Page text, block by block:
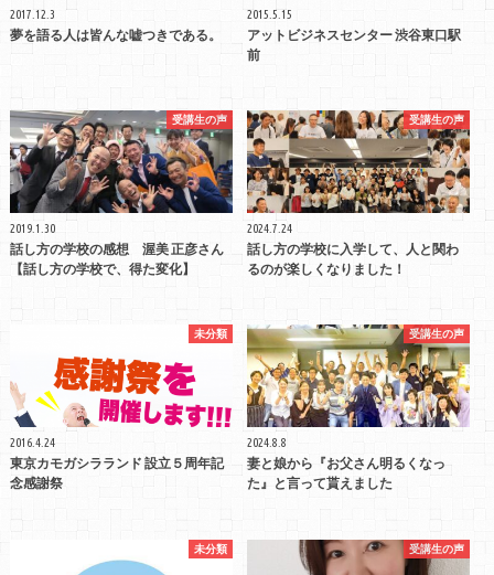
2017.12.3
夢を語る人は皆んな嘘つきである。
2015.5.15
アットビジネスセンター 渋谷東口駅
前
受講生の声
2019.1.30
話し方の学校の感想 渥美 正彦さん
【話し方の学校で、得た変化】
受講生の声
2024.7.24
話し方の学校に入学して、人と関わ
るのが楽しくなりました！
未分類
2016.4.24
東京カモガシラランド 設立５周年記
念感謝祭
受講生の声
2024.8.8
妻と娘から『お父さん明るくなっ
た』と言って貰えました
未分類 受講生の声